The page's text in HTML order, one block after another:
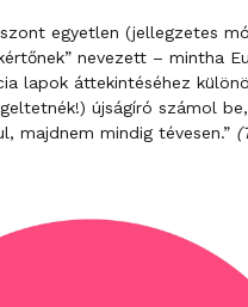
egyetlen (jellegzetes
nevezett – mintha
lapok áttekintéséhez
újságíró számol be,
majdnem mindig tévesen.”